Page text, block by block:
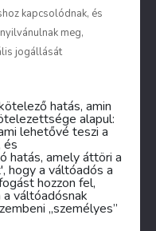
kapcsolódnak, és
meg,
jogállását
hatás, amin
alapul:
lehetővé teszi a
és
hatás, amely áttöri a
hogy a váltóadós a
hozzon fel,
a váltóadósnak
„személyes”